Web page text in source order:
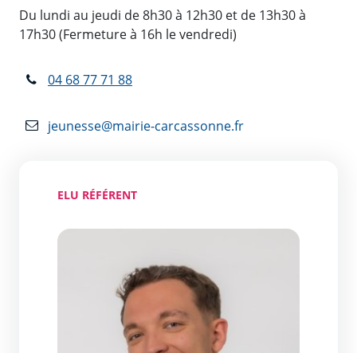
Du lundi au jeudi de 8h30 à 12h30 et de 13h30 à
17h30 (Fermeture à 16h le vendredi)
04 68 77 71 88
jeunesse@mairie-carcassonne.fr
ELU RÉFÉRENT